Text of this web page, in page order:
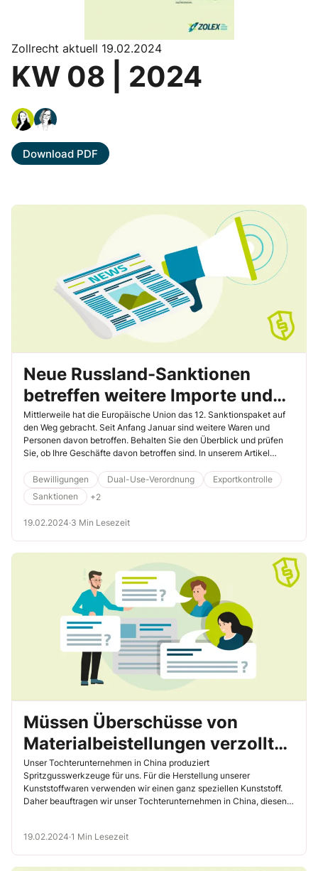
Zollrecht aktuell 19.02.2024
KW 08 | 2024
Download PDF
Neue Russland-Sanktionen
betreffen weitere Importe und
Exporte – Sind Sie davon
betroffen?
Mittlerweile hat die Europäische Union das 12. Sanktionspaket auf
den Weg gebracht. Seit Anfang Januar sind weitere Waren und
Personen davon betroffen. Behalten Sie den Überblick und prüfen
Sie, ob Ihre Geschäfte davon betroffen sind. In unserem Artikel
Sanktionsmaßnahmen.
Bewilligungen Dual-Use-Verordnung
Exportkontrolle
Sanktionen
+2
19.02.2024·3 Min Lesezeit
Müssen Überschüsse von
Materialbeistellungen verzollt
werden?
Unser Tochterunternehmen in China produziert
Spritzgusswerkzeuge für uns. Für die Herstellung unserer
Kunststoffwaren verwenden wir einen ganz speziellen Kunststoff.
Daher beauftragen wir unser Tochterunternehmen in China, diesen
anschließend für die Herstellung der Musterteile aus den
Spritzgusswerkzeugen verwendet. Die Musterteile kommen zu uns
nach Deutschland, damit wir beurteilen können, ob das Werkzeug
19.02.2024·1 Min Lesezeit